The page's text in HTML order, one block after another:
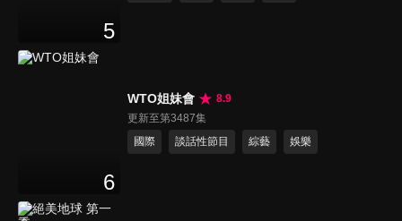
5
6
WTO姐妹會
8.9
更新至第3487集
國際
談話性節目 綜藝 娛樂